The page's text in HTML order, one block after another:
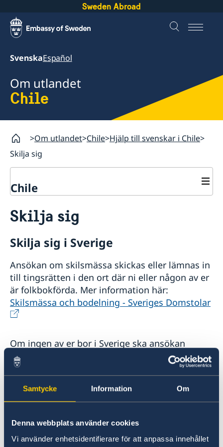
Samtycke Information Om
Denna webbplats använder cookies
Vi använder enhetsidentifierare för att anpassa innehållet
Sweden Abroad
SvenskaEspañol
Om utlandet
Chile
Om utlandet Chile Hjälp till svenskar i Chile
Skilja sig
Chile
Hjälp till svenskar i Chile
Pass och nationellt id-kort
Checklista för vuxna
Checklista för minderåriga
Samordningsnummer
Nationellt id-kort
Förnyelse av körkort
Provisoriskt pass
Medborgarskap
Registrering och anmälan om namn
Anmälan om svenskt medborgarskap för barn
Förlora eller behålla svenskt medborgarskap
Dubbelt medborgarskap
Pension och levnadsintyg
Ansökan om pension
Levnadsintyg
Intyg om svensk pension
Gifta sig
Skilja sig
Apostille, legaliseringar och intyg
Registrera adress i utlandet
Arv i internationella situationer
Juridisk hjälp
Ursprungssökning för adopterade
Reseinformation
Inför resan
Läs på om ditt resmål
Ambassadens reseinformation
Näringslivsfrämjande
Svenska Handelskammaren i Chile
Skilja sig
Skilja sig i Sverige
Ansökan om skilsmässa skickas eller lämnas in
till tingsrätten i den ort där ni eller någon av er
är folkbokförda. Mer information här:
Skilsmässa och bodelning - Sveriges Domstolar
Om ingen av er bor i Sverige ska ansökan
skickas till Stockholms tingsrätt. Mer
information här:
Kontakt - Stockholms tingsrätt